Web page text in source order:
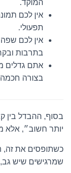
המוקד.
אין לכם
תפעולי.
אין לכם
בתרבות
אתם גדלים
בצורה
בסוף, ההבדל בין
יותר חשוב״, אלא
כשתופסים את זה,
שמרגישים שיש